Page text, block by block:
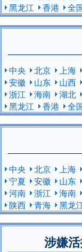
黑龙江
香港 全
中央 北京 上海
安徽
山东 山西
浙江
海南 湖北
黑龙江
香港 全
中央 北京 上海
宁夏
安徽 山东
河南
浙江 海南
陕西
青海 黑龙
涉嫌